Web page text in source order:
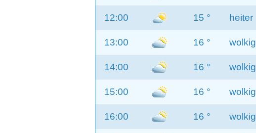
12:00 15 ° heiter
13:00 16 ° wolkig
14:00 16 ° wolkig
15:00 16 ° wolkig
16:00 16 ° wolkig